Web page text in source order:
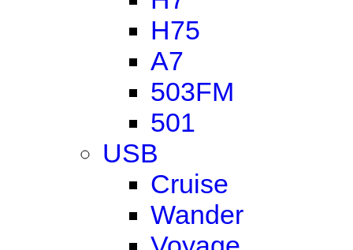
H75
A7
503FM
501
USB
Cruise
Wander